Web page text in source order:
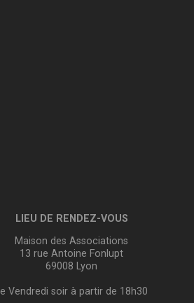
LIEU DE RENDEZ-VOUS
Maison des Associations
13 rue Antoine Fonlupt
69008 Lyon
Le Vendredi soir à partir de 18h30